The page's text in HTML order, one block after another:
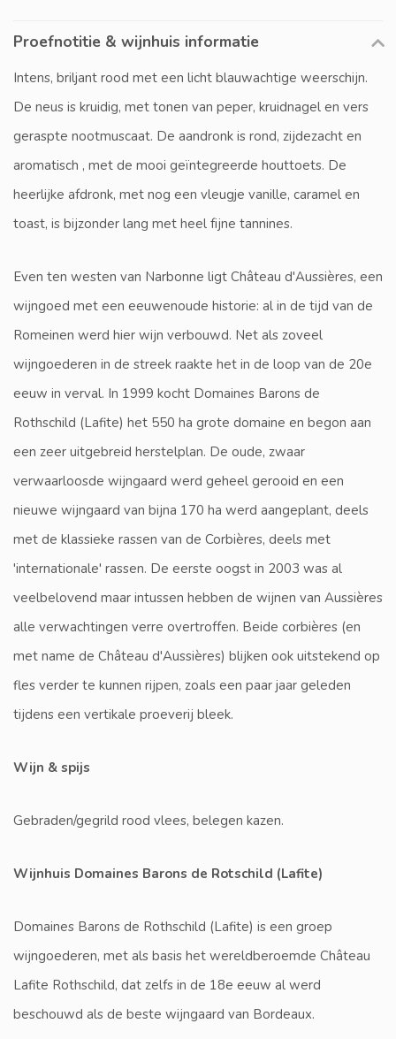
Proefnotitie & wijnhuis informatie
Intens, briljant rood met een licht blauwachtige weerschijn.
De neus is kruidig, met tonen van peper, kruidnagel en vers
geraspte nootmuscaat. De aandronk is rond, zijdezacht en
aromatisch , met de mooi geïntegreerde houttoets. De
heerlijke afdronk, met nog een vleugje vanille, caramel en
toast, is bijzonder lang met heel fijne tannines.
Even ten westen van Narbonne ligt Château d'Aussières, een
wijngoed met een eeuwenoude historie: al in de tijd van de
Romeinen werd hier wijn verbouwd. Net als zoveel
wijngoederen in de streek raakte het in de loop van de 20e
eeuw in verval. In 1999 kocht Domaines Barons de
Rothschild (Lafite) het 550 ha grote domaine en begon aan
een zeer uitgebreid herstelplan. De oude, zwaar
verwaarloosde wijngaard werd geheel gerooid en een
nieuwe wijngaard van bijna 170 ha werd aangeplant, deels
met de klassieke rassen van de Corbières, deels met
'internationale' rassen. De eerste oogst in 2003 was al
veelbelovend maar intussen hebben de wijnen van Aussières
alle verwachtingen verre overtroffen. Beide corbières (en
met name de Château d'Aussières) blijken ook uitstekend op
fles verder te kunnen rijpen, zoals een paar jaar geleden
tijdens een vertikale proeverij bleek.
Wijn & spijs
Gebraden/gegrild rood vlees, belegen kazen.
Wijnhuis Domaines Barons de Rotschild (Lafite)
Domaines Barons de Rothschild (Lafite) is een groep
wijngoederen, met als basis het wereldberoemde Château
Lafite Rothschild, dat zelfs in de 18e eeuw al werd
beschouwd als de beste wijngaard van Bordeaux.